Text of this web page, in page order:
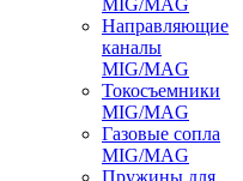
MIG/MAG
Направляющие
каналы
MIG/MAG
Токосъемники
MIG/MAG
Газовые сопла
MIG/MAG
Пружины для